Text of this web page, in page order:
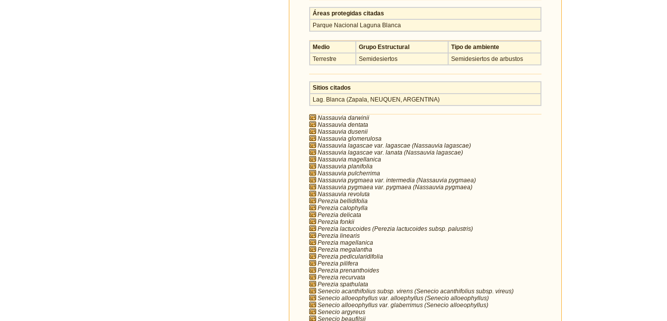
Áreas protegidas citadas
Parque Nacional Laguna Blanca
Medio Grupo Estructural
Tipo de ambiente
Terrestre
Semidesiertos Semidesiertos de arbustos
Sitios citados
Lag. Blanca (Zapala, NEUQUEN, ARGENTINA)
Nassauvia darwinii
Nassauvia dentata
Nassauvia dusenii
Nassauvia glomerulosa
Nassauvia lagascae var. lagascae (Nassauvia lagascae)
Nassauvia lagascae var. lanata (Nassauvia lagascae)
Nassauvia magellanica
Nassauvia planifolia
Nassauvia pulcherrima
Nassauvia pygmaea var. intermedia (Nassauvia pygmaea)
Nassauvia pygmaea var. pygmaea (Nassauvia pygmaea)
Nassauvia revoluta
Perezia bellidifolia
Perezia calophylla
Perezia delicata
Perezia fonkii
Perezia lactucoides (Perezia lactucoides subsp. palustris)
Perezia linearis
Perezia magellanica
Perezia megalantha
Perezia pedicularidifolia
Perezia pilifera
Perezia prenanthoides
Perezia recurvata
Perezia spathulata
Senecio acanthifolius subsp. virens (Senecio acanthifolius subsp. vireus)
Senecio alloeophyllus var. alloephyllus (Senecio alloeophyllus)
Senecio alloeophyllus var. glaberrimus (Senecio alloeophyllus)
Senecio argyreus
Senecio beaufilsii